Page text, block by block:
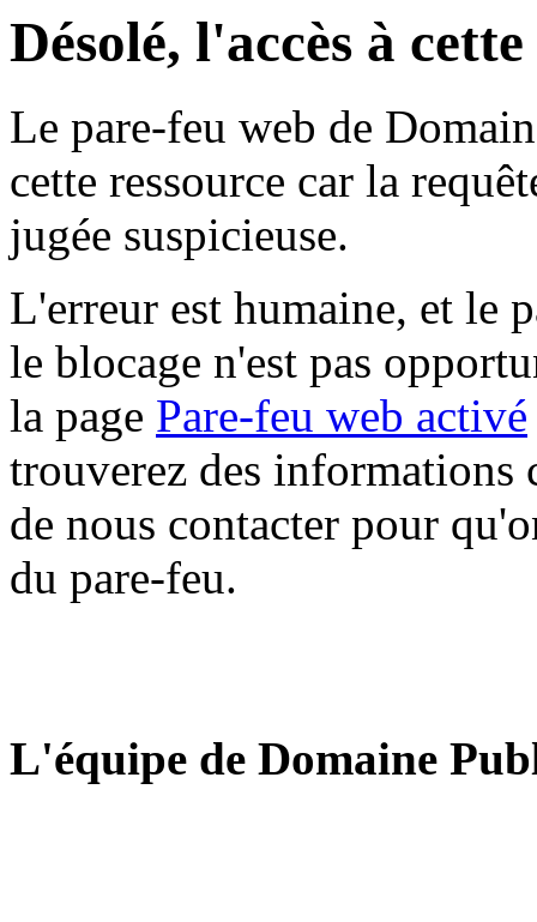
Désolé, l'accès à
Le pare-feu web de
cette ressource car la
jugée suspicieuse.
L'erreur est humaine, et le
le blocage n'est pas
la page Pare-feu web activé
trouverez des informations
de nous contacter pour
du pare-feu.
L'équipe de Domaine